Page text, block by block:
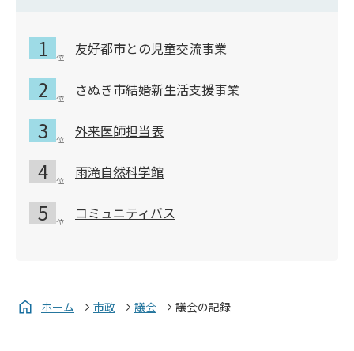
友好都市との児童交流事業
さぬき市結婚新生活支援事業
外来医師担当表
雨滝自然科学館
コミュニティバス
ホーム 市政 議会 議会の記録